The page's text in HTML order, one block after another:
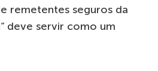
remetentes seguros da
deve servir como um